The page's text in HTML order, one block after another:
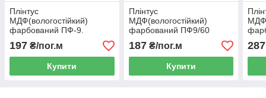
Плінтус
МДФ(вологостійкий)
фарбований ПФ-9.
80х10х2500
197 ₴/пог.м
Купити
Плінтус
МДФ(вологостійкий)
фарбований ПФ9/60
60×12×2500 – білий
плінтус
187₴/пог.м
Купити
287